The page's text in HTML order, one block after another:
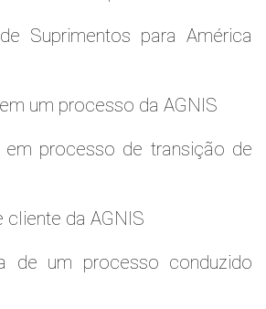
Suprimentos para América
um processo da AGNIS
processo de transição de
cliente da AGNIS
de um processo conduzido